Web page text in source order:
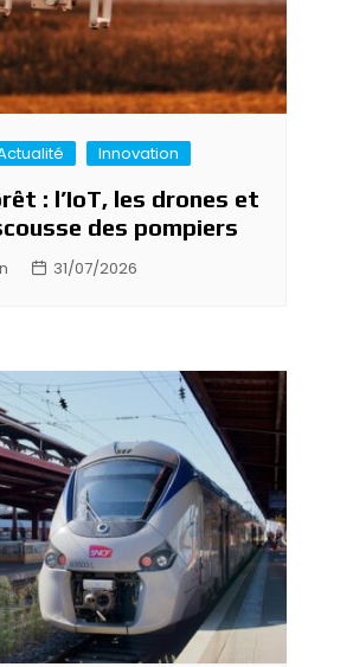
Innovation
: l’IoT, les drones et
des pompiers
31/07/2026